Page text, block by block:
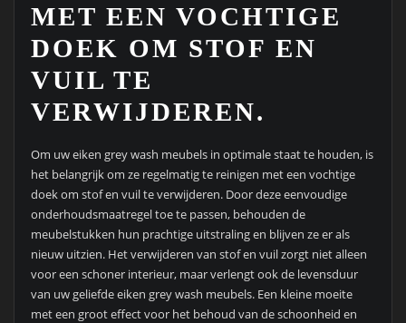
MET EEN VOCHTIGE
DOEK OM STOF EN
VUIL TE
VERWIJDEREN.
Om uw eiken grey wash meubels in optimale staat te houden, is
het belangrijk om ze regelmatig te reinigen met een vochtige
doek om stof en vuil te verwijderen. Door deze eenvoudige
onderhoudsmaatregel toe te passen, behouden de
meubelstukken hun prachtige uitstraling en blijven ze er als
nieuw uitzien. Het verwijderen van stof en vuil zorgt niet alleen
voor een schoner interieur, maar verlengt ook de levensduur
van uw geliefde eiken grey wash meubels. Een kleine moeite
met een groot effect voor het behoud van de schoonheid en